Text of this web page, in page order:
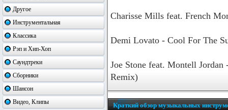
Другое
Инструментальная
Классика
Рэп и Хип-Хоп
Саундтреки
Сборники
Шансон
Видео, Клипы
Charisse Mills feat. French
Demi Lovato - Cool For The
Joe Stone feat. Montell
Remix)
Краткий обзор музыкальных